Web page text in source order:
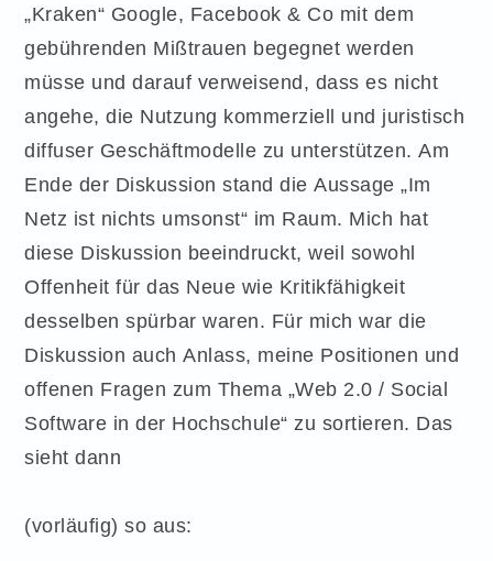
„Kraken“ Google, Facebook & Co mit dem
gebührenden Mißtrauen begegnet werden
müsse und darauf verweisend, dass es nicht
angehe, die Nutzung kommerziell und juristisch
diffuser Geschäftmodelle zu unterstützen. Am
Ende der Diskussion stand die Aussage „Im
Netz ist nichts umsonst“ im Raum. Mich hat
diese Diskussion beeindruckt, weil sowohl
Offenheit für das Neue wie Kritikfähigkeit
desselben spürbar waren. Für mich war die
Diskussion auch Anlass, meine Positionen und
offenen Fragen zum Thema „Web 2.0 / Social
Software in der Hochschule“ zu sortieren. Das
sieht dann
(vorläufig) so aus: